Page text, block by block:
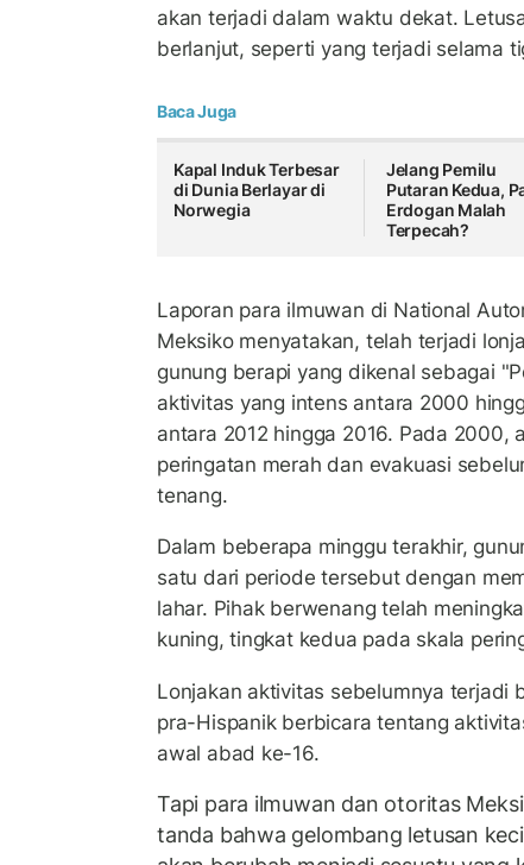
akan terjadi dalam waktu dekat.
berlanjut, seperti yang terjadi selama
Baca Juga
Kapal Induk Terbesar
di Dunia Berlayar di
Norwegia
Jelang Pemilu
Putaran Kedua,
Erdogan Malah
Terpecah?
Laporan para ilmuwan di National
Meksiko menyatakan, telah terjadi
gunung berapi yang dikenal sebagai
aktivitas yang intens antara 2000
antara 2012 hingga 2016. Pada 2000,
peringatan merah dan evakuasi
tenang.
Dalam beberapa minggu terakhir,
satu dari periode tersebut dengan
lahar. Pihak berwenang telah
kuning, tingkat kedua pada skala
Lonjakan aktivitas sebelumnya terjadi
pra-Hispanik berbicara tentang
awal abad ke-16.
Tapi para ilmuwan dan otoritas
tanda bahwa gelombang letusan